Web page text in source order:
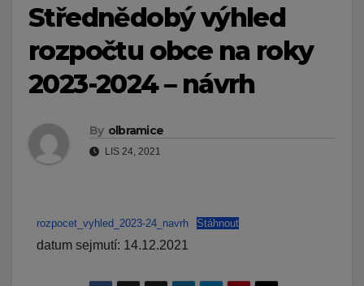
Střednědobý výhled
rozpočtu obce na roky
2023-2024 – návrh
By olbramice
LIS 24, 2021
rozpocet_vyhled_2023-24_navrh Stáhnout
datum sejmutí: 14.12.2021